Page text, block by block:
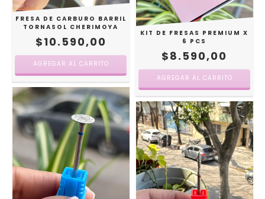
FRESA DE CARBURO BARRIL
TORNASOL CHERIMOYA
$10.590,00
AGREGAR AL CARRITO
KIT DE FRESAS PREMIUM X
6 PCS
$8.590,00